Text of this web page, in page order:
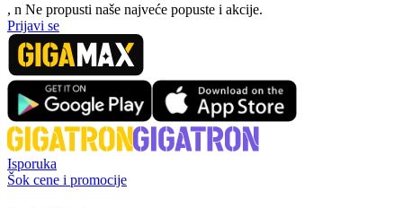
, n Ne propusti naše najveće popuste i akcije.
Prijavi se
Isporuka
Šok cene i promocije